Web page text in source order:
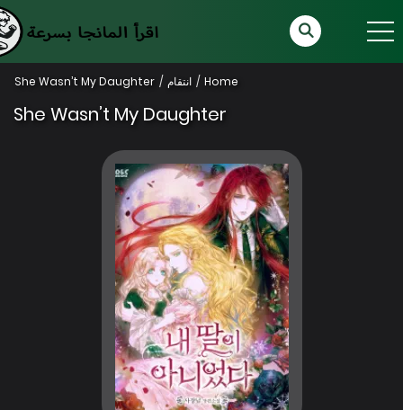
Home انتقام She Wasn’t My Daughter
She Wasn’t My Daughter